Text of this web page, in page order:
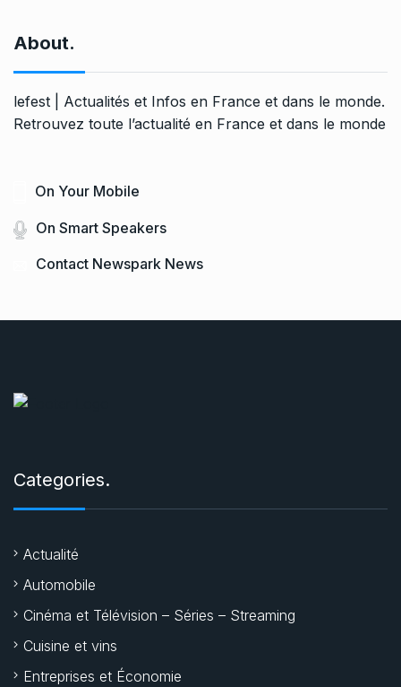
About.
lefest | Actualités et Infos en France et dans le monde.
Retrouvez toute l’actualité en France et dans le monde
On Your Mobile
On Smart Speakers
Contact Newspark News
Categories.
Actualité
Automobile
Cinéma et Télévision – Séries – Streaming
Cuisine et vins
Entreprises et Économie